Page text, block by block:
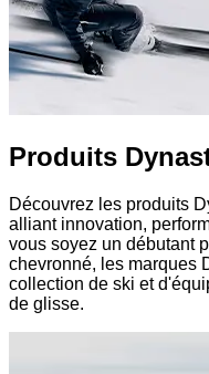
Produits
Découvrez les produits
alliant innovation,
vous soyez un débutant
chevronné, les marques
collection de ski et
de glisse.